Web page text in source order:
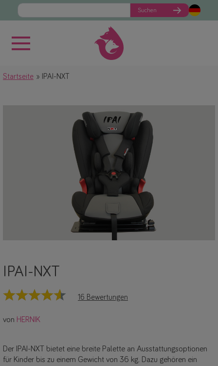
Suchen
Startseite IPAI-NXT
IPAI-NXT
16 Bewertungen
von HERNIK
Der IPAI-NXT bietet eine breite Palette an Ausstattungsoptionen
für Kinder bis zu einem Gewicht von 36 kg. Dazu gehören ein